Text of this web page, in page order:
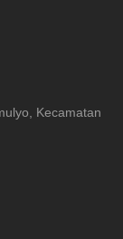
Kecamatan